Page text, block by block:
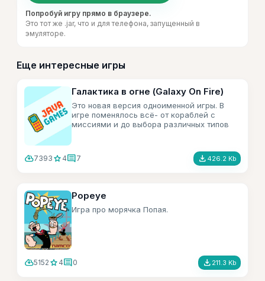
Попробуй игру прямо в браузере.
Это тот же .jar, что и для телефона, запущенный в
эмуляторе.
Еще интересные игры
Галактика в огне (Galaxy On Fire)
Это новая версия одноименной игры. В
игре поменялось всё- от кораблей с
миссиями и до выбора различных типов
cloud_download7393 star 4comment7 file_download 426.2 Kb
Popeye
Игра про морячка Попая.
cloud_download5152 star 4comment0 file_download 211.3 Kb